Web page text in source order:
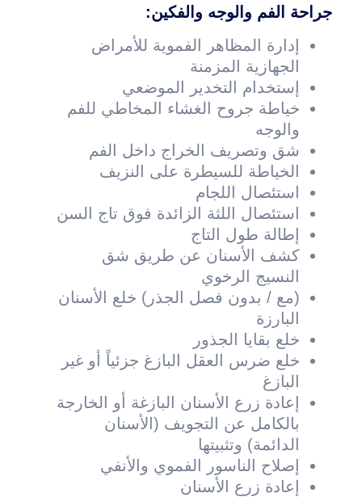
جراحة الفم والوجه والفكين:
إدارة المظاهر الفموية للأمراض
الجهازية المزمنة
إستخدام التخدير الموضعي
خياطة جروح الغشاء المخاطي للفم
والوجه
شق وتصريف الخراج داخل الفم
الخياطة للسيطرة على النزيف
استئصال اللجام
استئصال اللثة الزائدة فوق تاج السن
إطالة طول التاج
كشف الأسنان عن طريق شق
النسيج الرخوي
(مع / بدون فصل الجذر) خلع الأسنان
البارزة
خلع بقايا الجذور
خلع ضرس العقل البازغ جزئياً أو غير
البازغ
إعادة زرع الأسنان البازغة أو الخارجة
بالكامل عن التجويف (الأسنان
الدائمة) وتثبيتها
إصلاح الناسور الفموي والأنفي
إعادة زرع الأسنان